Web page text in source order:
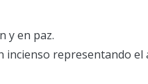
y en paz.
incienso representando el